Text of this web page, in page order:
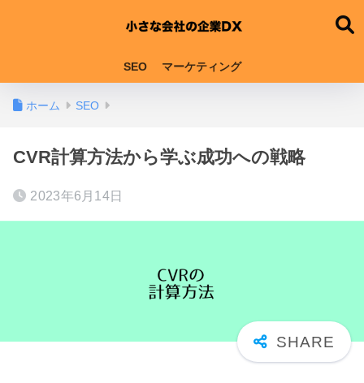
SEO マーケティング
ホーム SEO
CVR計算方法から学ぶ成功への戦略
2023年6月14日